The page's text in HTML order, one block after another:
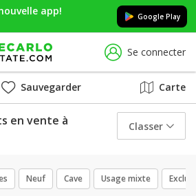
app! Google Play
Se connecter
Sauvegarder Carte
en vente à
Classer
Neuf Cave Usage mixte